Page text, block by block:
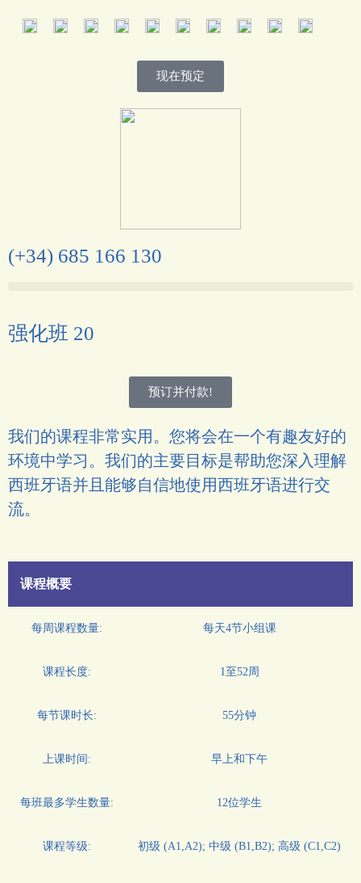
现在预定
(+34) 685 166 130
强化班 20
预订并付款!
我们的课程非常实用。您将会在一个有趣友好的
环境中学习。我们的主要目标是帮助您深入理解
西班牙语并且能够自信地使用西班牙语进行交
流。
课程概要
每周课程数量: 每天4节小组课
课程长度: 1至52周
每节课时长: 55分钟
上课时间: 早上和下午
每班最多学生数量: 12位学生
课程等级: 初级 (A1,A2); 中级 (B1,B2); 高级 (C1,C2)